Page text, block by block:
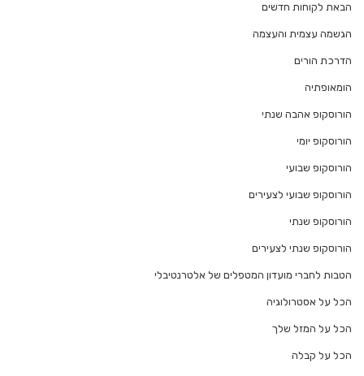
הבאת לקוחות חדשים
הגשמה עצמית והעצמה
הדרכת הורים
הומאופתיה
הורוסקופ אהבה שנתי
הורוסקופ יומי
הורוסקופ שבועי
הורוסקופ שבועי לצעירים
הורוסקופ שנתי
הורוסקופ שנתי לצעירים
הטבות לחברי מועדון המטפלים של אלטרנטיבלי
הכל על אסטרולוגיה
הכל על המזל שלך
הכל על קבלה